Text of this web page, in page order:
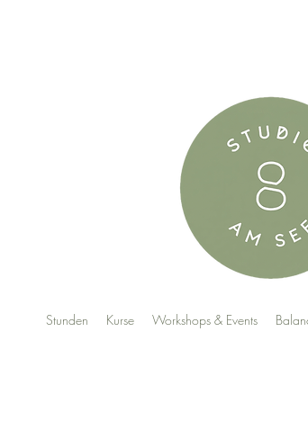
Stunden Kurse Workshops & Events